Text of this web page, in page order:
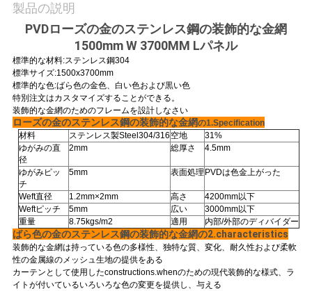
わ
ニ
ュ
ー
ス
事
例
製品の説明
PVDローズの金のステンレス鋼の装飾的な金網
1500mm W 3700MM Lパネル
標準的な材料:ステンレス鋼304
標準サイズ:1500x3700mm
標準的な色:ばら色の金色、白い色および黒い色
特別注文はカスタマイズすることができる。
装飾的な金網のためのフレームを設計しなさい
ローズの金のステンレス鋼の装飾的な金網の1.Specification
材料
ステンレス製Steel304/316 空地
31%
ゆがみの直
径
2mm 総厚さ 4.5mm
ゆがみピッ
チ
5mm 表面処理 PVDは色金上がった
Weft直径 1.2mm×2mm 高さ
4200mm以下
Weftピッチ
5mm 広い
3000mm以下
重量
8.75kgs/m2 適用 内部/外部のディバイダー
ばら色の金のステンレス鋼の装飾的な金網の2.characteristics
装飾的な金網は持っている色の多様性、独特な質、変化、耐久性および柔軟
性の金属線のメッシュ生地の提供をある
カーテンとして使用したconstructions.whenのための現代装飾的な様式、ラ
イトが付いているいろいろな色の変更を提供し、与える